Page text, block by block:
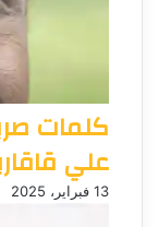
كلمات
علي
13 فبراير، 2025